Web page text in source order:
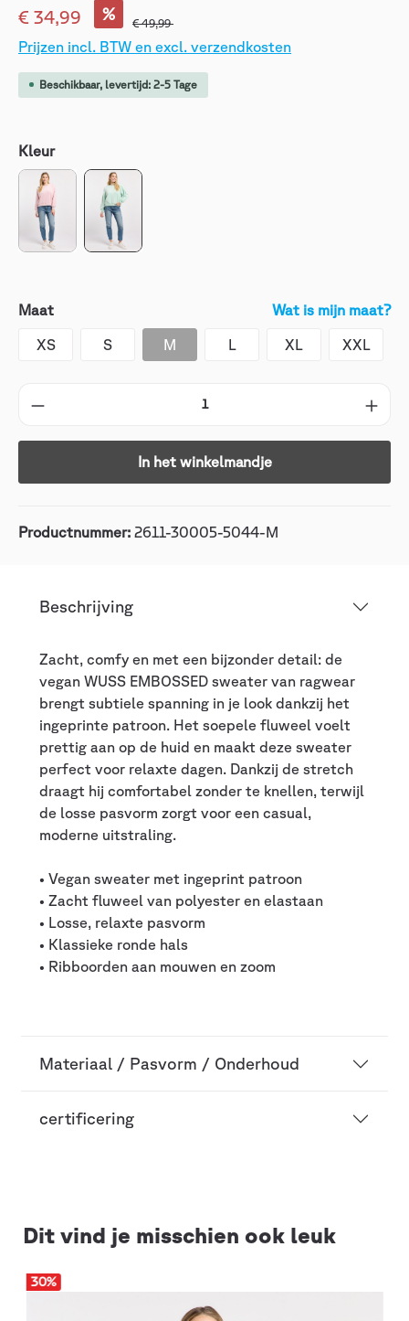
€ 34,99 %
€ 49,99
Prijzen incl. BTW en excl. verzendkosten
Beschikbaar, levertijd: 2-5 Tage
Kleur
Maat Wat is mijn maat?
XS S M L XL XXL
In het winkelmandje
Productnummer: 2611-30005-5044-M
Beschrijving
Zacht, comfy en met een bijzonder detail: de
vegan WUSS EMBOSSED sweater van ragwear
brengt subtiele spanning in je look dankzij het
ingeprinte patroon. Het soepele fluweel voelt
prettig aan op de huid en maakt deze sweater
perfect voor relaxte dagen. Dankzij de stretch
draagt hij comfortabel zonder te knellen, terwijl
de losse pasvorm zorgt voor een casual,
moderne uitstraling.
• Vegan sweater met ingeprint patroon
• Zacht fluweel van polyester en elastaan
• Losse, relaxte pasvorm
• Klassieke ronde hals
• Ribboorden aan mouwen en zoom
Materiaal / Pasvorm / Onderhoud
certificering
Dit vind je misschien ook leuk
30%